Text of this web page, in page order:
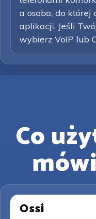
a osoba, do której
aplikacji. Jeśli
wybierz VoIP lub
Co
Ossi